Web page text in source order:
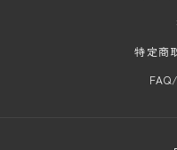
特定商